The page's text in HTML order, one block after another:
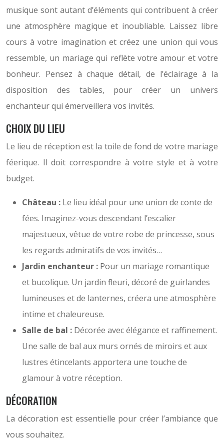
musique sont autant d’éléments qui contribuent à créer
une atmosphère magique et inoubliable. Laissez libre
cours à votre imagination et créez une union qui vous
ressemble, un mariage qui reflète votre amour et votre
bonheur. Pensez à chaque détail, de l’éclairage à la
disposition des tables, pour créer un univers
enchanteur qui émerveillera vos invités.
CHOIX DU LIEU
Le lieu de réception est la toile de fond de votre mariage
féerique. Il doit correspondre à votre style et à votre
budget.
Château : Le lieu idéal pour une union de conte de
fées. Imaginez-vous descendant l’escalier
majestueux, vêtue de votre robe de princesse, sous
les regards admiratifs de vos invités…
Jardin enchanteur : Pour un mariage romantique
et bucolique. Un jardin fleuri, décoré de guirlandes
lumineuses et de lanternes, créera une atmosphère
intime et chaleureuse.
Salle de bal : Décorée avec élégance et raffinement.
Une salle de bal aux murs ornés de miroirs et aux
lustres étincelants apportera une touche de
glamour à votre réception.
DÉCORATION
La décoration est essentielle pour créer l’ambiance que
vous souhaitez.